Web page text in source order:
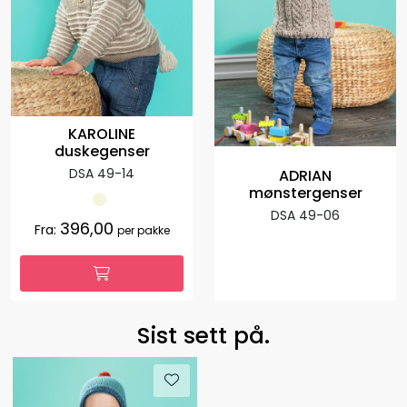
KAROLINE
duskegenser
DSA 49-14
Fra: 396,00 per pakke
ADRIAN
mønstergenser
DSA 49-06
Sist sett på.